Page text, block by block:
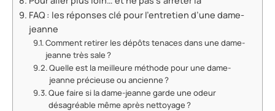
FAQ : les réponses clé pour l’entretien d’une dame-
jeanne
Comment retirer les dépôts tenaces dans une dame-
jeanne très sale ?
Quelle est la meilleure méthode pour une dame-
jeanne précieuse ou ancienne ?
Que faire si la dame-jeanne garde une odeur
désagréable même après nettoyage ?